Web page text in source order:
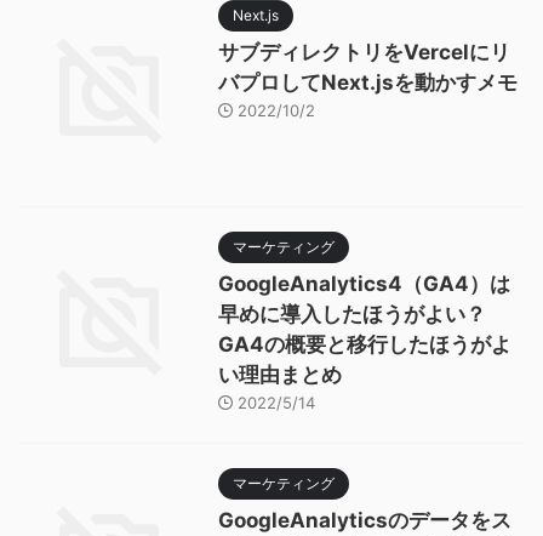
Next.js
サブディレクトリをVercelにリ
バプロしてNext.jsを動かすメモ
2022/10/2
マーケティング
GoogleAnalytics4（GA4）は
早めに導入したほうがよい？
GA4の概要と移行したほうがよ
い理由まとめ
2022/5/14
マーケティング
GoogleAnalyticsのデータをス